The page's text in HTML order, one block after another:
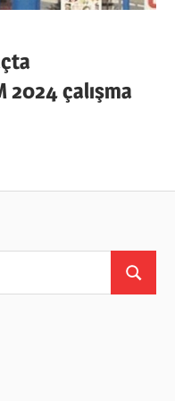
2024 çalışma
Search